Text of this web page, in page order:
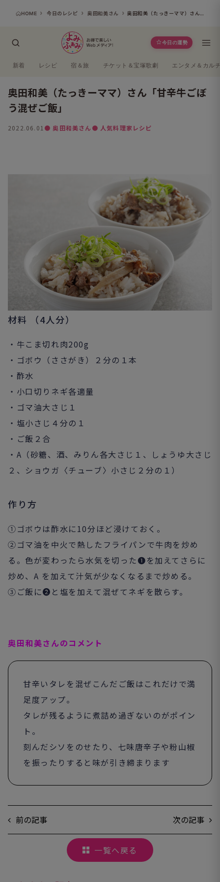
HOME 今日のレシピ 奥田和美さん 奥田和美（たっきーママ）さん「甘辛牛ごぼう混ぜご飯」
今日の運勢
新着 レシピ 宿＆旅 チケット＆宝塚歌劇 エンタメ＆カル
奥田和美（たっきーママ）さん「甘辛牛ごぼ
う混ぜご飯」
2022.06.01 ● 奥田和美さん● 人気料理家レシピ
材料 （4人分）
・牛こま切れ肉200g
・ゴボウ（ささがき）２分の１本
・酢水
・小口切りネギ各適量
・ゴマ油大さじ１
・塩小さじ４分の１
・ご飯２合
・A（砂糖、酒、みりん各大さじ１、しょうゆ大さじ
２、ショウガ〈チューブ〉小さじ２分の１）
作り方
①ゴボウは酢水に10分ほど浸けておく。
②ゴマ油を中火で熱したフライパンで牛肉を炒め
る。色が変わったら水気を切った❶を加えてさらに
炒め、A を加えて汁気が少なくなるまで炒める。
③ご飯に❷と塩を加えて混ぜてネギを散らす。
奥田和美さんのコメント
甘辛いタレを混ぜこんだご飯はこれだけで満
足度アップ。
タレが残るように煮詰め過ぎないのがポイン
ト。
刻んだシソをのせたり、七味唐辛子や粉山椒
を振ったりすると味が引き締まります
前の記事 次の記事
一覧へ戻る